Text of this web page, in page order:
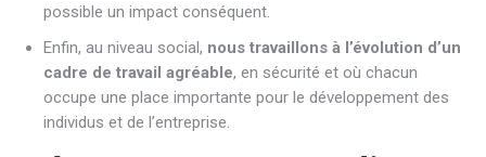
possible un impact conséquent.
Enfin, au niveau social, nous travaillons à l’évolution d’un
cadre de travail agréable, en sécurité et où chacun
occupe une place importante pour le développement des
individus et de l’entreprise.